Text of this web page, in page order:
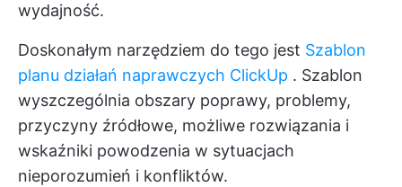
wydajność.
Doskonałym narzędziem do tego jest Szablon
planu działań naprawczych ClickUp . Szablon
wyszczególnia obszary poprawy, problemy,
przyczyny źródłowe, możliwe rozwiązania i
wskaźniki powodzenia w sytuacjach
nieporozumień i konfliktów.